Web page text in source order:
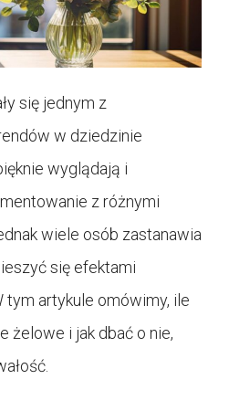
się jednym z
w dziedzinie
wyglądają i
z różnymi
wiele osób zastanawia
się efektami
tym artykule omówimy, ile
żelowe i jak dbać o nie,